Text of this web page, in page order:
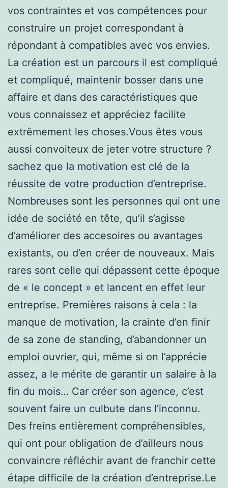
vos contraintes et vos compétences pour
construire un projet correspondant à
répondant à compatibles avec vos envies.
La création est un parcours il est compliqué
et compliqué, maintenir bosser dans une
affaire et dans des caractéristiques que
vous connaissez et appréciez facilite
extrêmement les choses.Vous êtes vous
aussi convoiteux de jeter votre structure ?
sachez que la motivation est clé de la
réussite de votre production d’entreprise.
Nombreuses sont les personnes qui ont une
idée de société en tête, qu’il s’agisse
d’améliorer des accesoires ou avantages
existants, ou d’en créer de nouveaux. Mais
rares sont celle qui dépassent cette époque
de « le concept » et lancent en effet leur
entreprise. Premières raisons à cela : la
manque de motivation, la crainte d’en finir
de sa zone de standing, d’abandonner un
emploi ouvrier, qui, même si on l’apprécie
assez, a le mérite de garantir un salaire à la
fin du mois… Car créer son agence, c’est
souvent faire un culbute dans l’inconnu.
Des freins entièrement compréhensibles,
qui ont pour obligation de d’ailleurs nous
convaincre réfléchir avant de franchir cette
étape difficile de la création d’entreprise.Le